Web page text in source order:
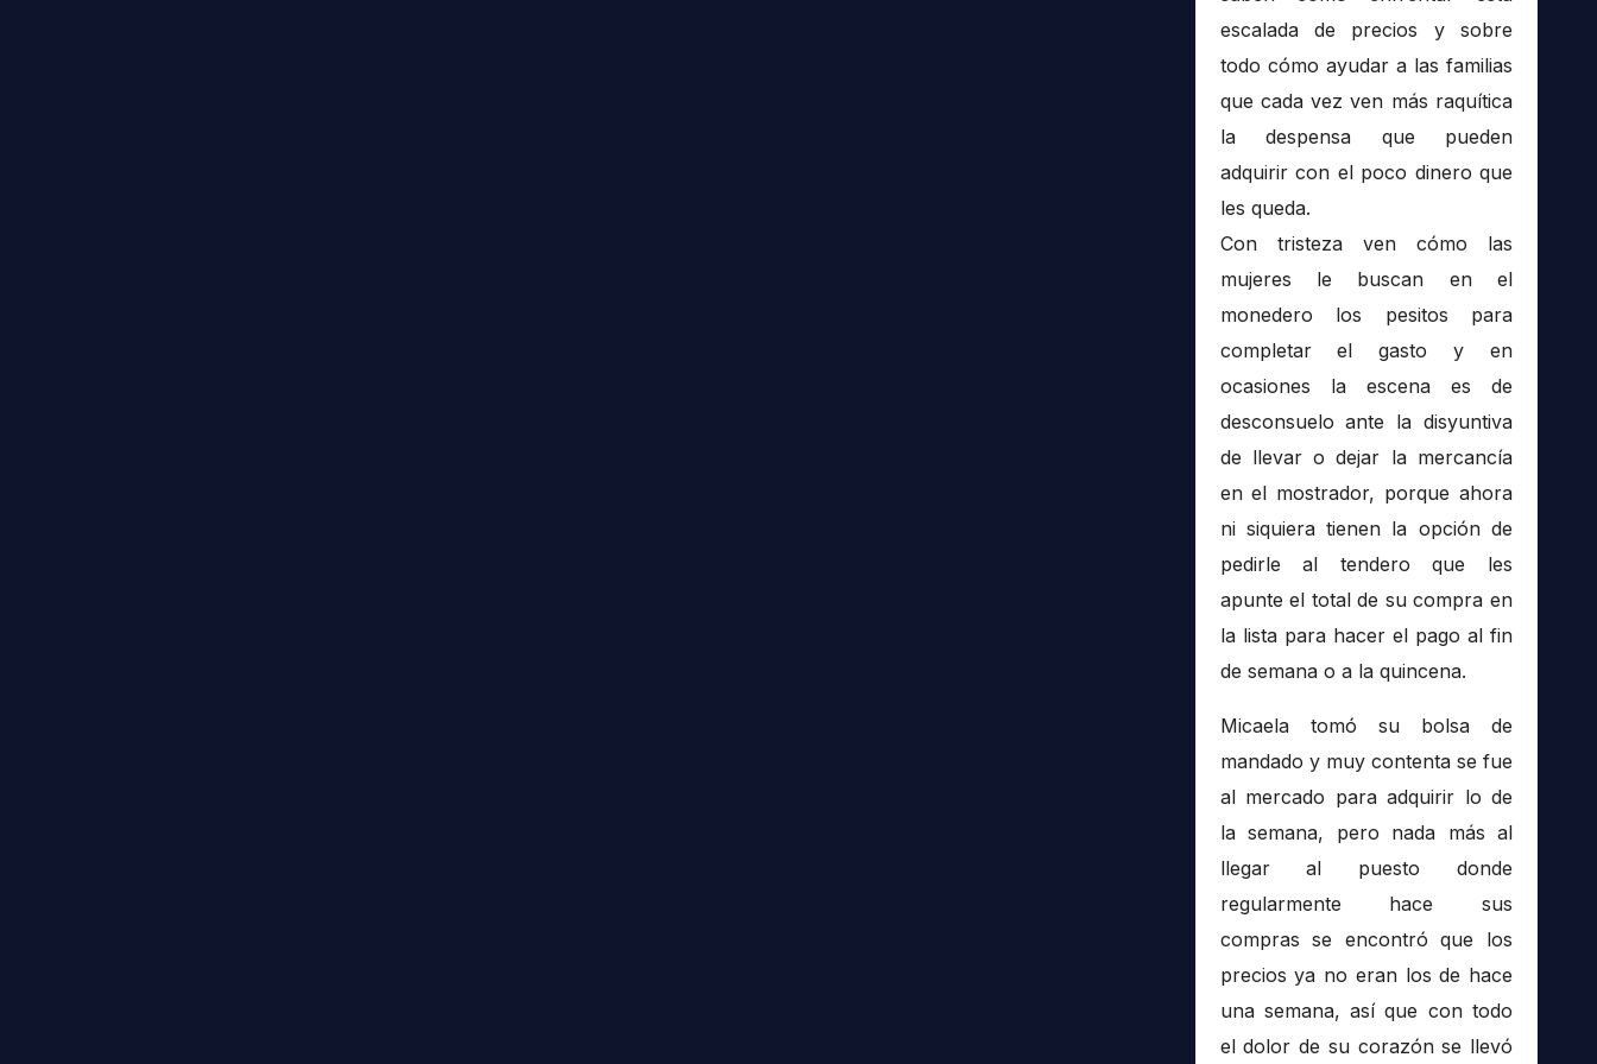
escalada de precios y sobre
todo cómo ayudar a las familias
que cada vez ven más raquítica
la despensa que pueden
adquirir con el poco dinero que
les queda.
Con tristeza ven cómo las
mujeres le buscan en el
monedero los pesitos para
completar el gasto y en
ocasiones la escena es de
desconsuelo ante la disyuntiva
de llevar o dejar la mercancía
en el mostrador, porque ahora
ni siquiera tienen la opción de
pedirle al tendero que les
apunte el total de su compra en
la lista para hacer el pago al fin
de semana o a la quincena.
Micaela tomó su bolsa de
mandado y muy contenta se fue
al mercado para adquirir lo de
la semana, pero nada más al
llegar al puesto donde
regularmente hace sus
compras se encontró que los
precios ya no eran los de hace
una semana, así que con todo
el dolor de su corazón se llevó